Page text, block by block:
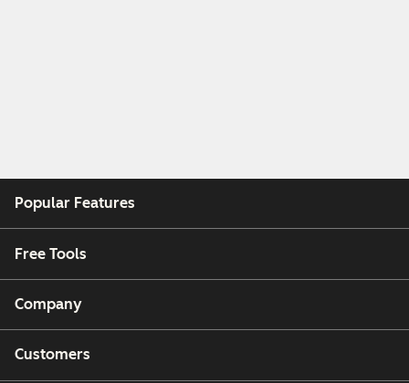
Popular Features
Free Tools
Company
Customers